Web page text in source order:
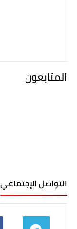
المتابعون
التواصل الإجتماعي